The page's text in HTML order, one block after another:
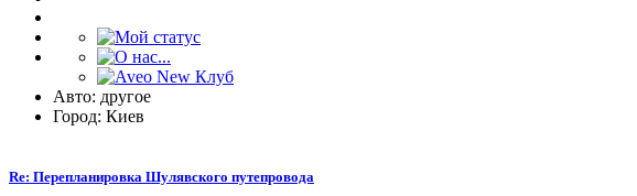
Авто: другое
Город: Киев
Re: Перепланировка Шулявского путепровода